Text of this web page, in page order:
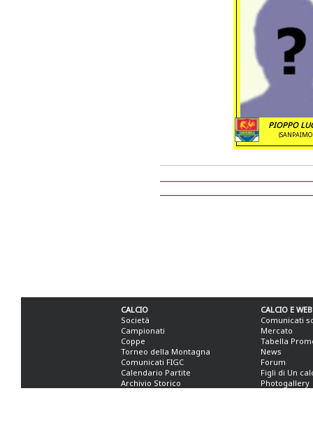
PIOPPO
CALCIO
Società
Campionati
Coppe
Torneo della Montagna
Comunicati FIGC
Calendario Partite
Archivio Storico
CALCIO E WEB
Comunicati
Mercato
Tabella
News
Forum
Figli di Un
Photogallery